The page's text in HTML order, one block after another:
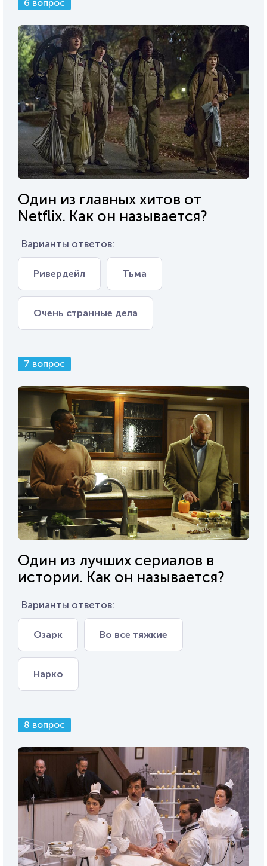
6 вопрос
Один из главных хитов от
Netflix. Как он называется?
Варианты ответов:
Ривердейл Тьма
Очень странные дела
7 вопрос
Один из лучших сериалов в
истории. Как он называется?
Варианты ответов:
Озарк Во все тяжкие
Нарко
8 вопрос